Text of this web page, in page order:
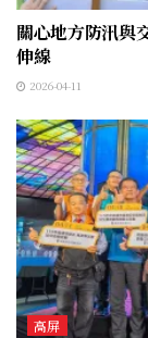
關心地方防汛與
伸線
2026-04-11
高屏